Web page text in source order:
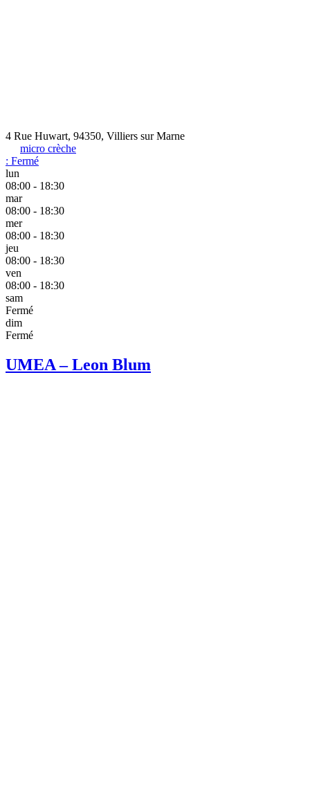
4 Rue Huwart, 94350, Villiers sur Marne
micro crèche
: Fermé
lun
08:00 - 18:30
mar
08:00 - 18:30
mer
08:00 - 18:30
jeu
08:00 - 18:30
ven
08:00 - 18:30
sam
Fermé
dim
Fermé
UMEA – Leon Blum